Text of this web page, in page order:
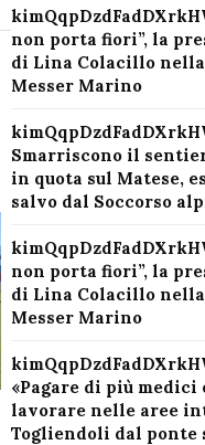
non porta fiori”, la
di Lina Colacillo nella
Messer Marino
Smarriscono il
in quota sul Matese,
salvo dal Soccorso
non porta fiori”, la
di Lina Colacillo nella
Messer Marino
«Pagare di più
lavorare nelle aree
Togliendoli dal ponte